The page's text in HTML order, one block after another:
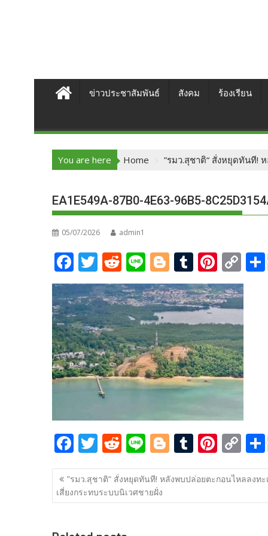
ข่าวประชาสัมพันธ์ สังคม ร้องเรียน
You are here Home ”รมว.สุชาติ“ สั่งหยุดทันที!
EA1E549A-87B0-4E63-96B5-
05/07/2026 admin1
F
ac
e
b
o
o
k
T
w
itt
er
R
e
d
di
t
Li
n
e
Bl
o
g
g
er
T
u
m
bl
r
Pi
nt
er
e
st
C
o
p
y
Li
n
k
F
ac
e
b
T
w
itt
er
R
e
d
di
Li
n
e
Bl
o
g
g
T
u
m
bl
Pi
nt
er
e
C
o
p
y
แนะแนว
เรื่อง
”รมว.สุชาติ“ สั่งหยุดทันที! หลังพบปล่อยตะกอนไหลลงทะ
เสี่ยงกระทบระบบนิเวศชายฝั่ง